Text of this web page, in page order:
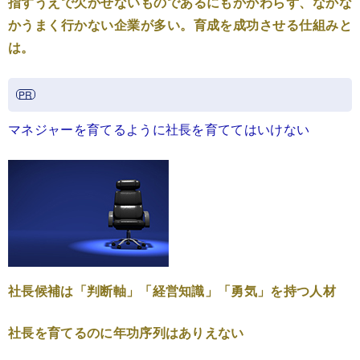
かうまく行かない企業が多い。育成を成功させる仕組みと
は。
マネジャーを育てるように社長を育ててはいけない
社長候補は「判断軸」「経営知識」「勇気」を持つ人材
社長を育てるのに年功序列はありえない